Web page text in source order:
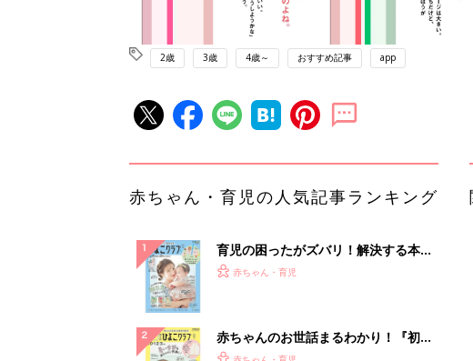
2歳 3歳 4歳～ おすすめ記事 app
赤ちゃん・育児の人気記事ランキング
育児の困ったがズバリ！解決する本
『ひよこクラブ 夏号』 4カ月～2才
赤ちゃん・育児
赤ちゃんのお世話まるわかり！『初め
てのひよこクラブ 夏号』〈巻頭大特